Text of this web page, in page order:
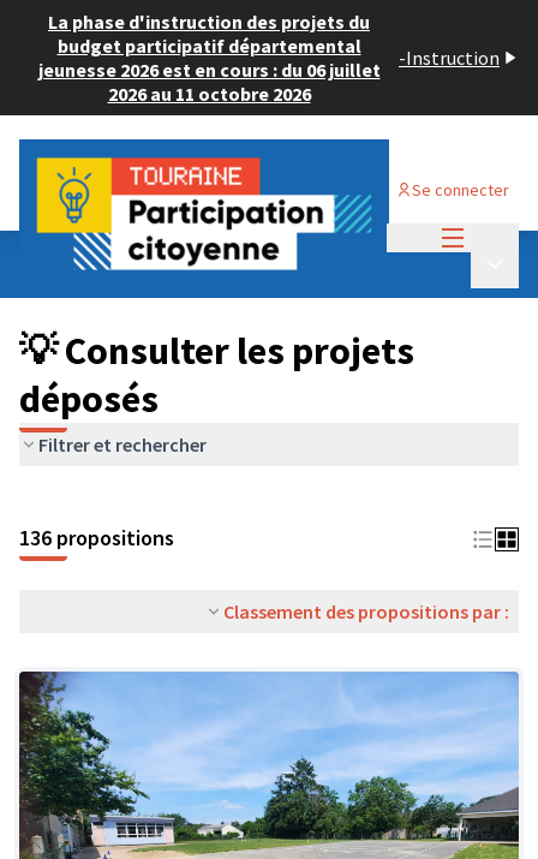
La phase d'instruction des projets du
budget participatif départemental
jeunesse 2026 est en cours : du 06 juillet
2026 au 11 octobre 2026
-Instruction
Se connecter
Budget Participatif JEUNESSE 2024
💡 Consulter les projets déposés
💡 Consulter les projets
déposés
Filtrer et rechercher
136 propositions
Classement des propositions par :